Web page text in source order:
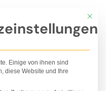
Mit
Einige von ihnen sind
diese Website und Ihre